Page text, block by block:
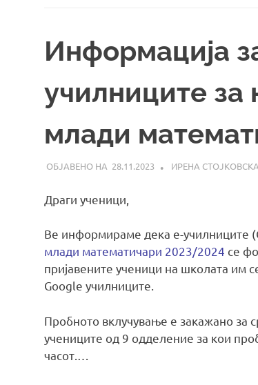
Информација
училниците за
млади
28.11.2023 ИРЕНА СТОЈКОВСКА
Драги ученици,
Ве информираме дека е-училниците
млади математичари 2023/2024 се
пријавените ученици на школата им
Google училниците.
Пробното вклучување е закажано за
учениците од 9 одделение за кои
часот.…